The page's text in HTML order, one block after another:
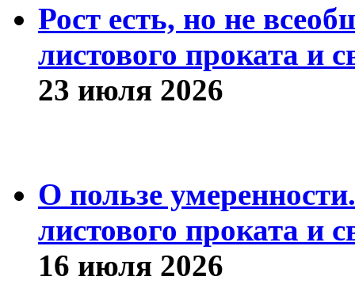
Рост есть, но не
листового проката и
23 июля 2026
О пользе
листового проката и
16 июля 2026